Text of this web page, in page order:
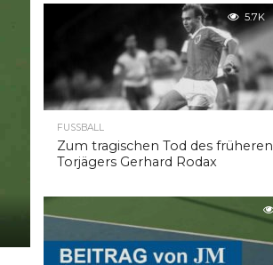
5.7K
FUSSBALL
Zum tragischen Tod des früheren
Torjägers Gerhard Rodax